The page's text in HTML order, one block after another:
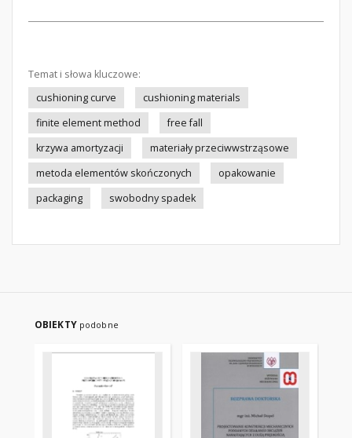
Temat i słowa kluczowe:
cushioning curve
cushioning materials
finite element method
free fall
krzywa amortyzacji
materiały przeciwwstrząsowe
metoda elementów skończonych
opakowanie
packaging
swobodny spadek
OBIEKTY podobne